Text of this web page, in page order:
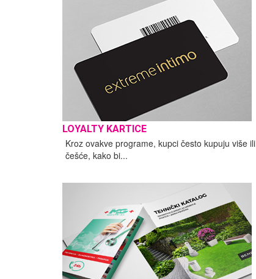
LOYALTY KARTICE
Kroz ovakve programe, kupci često kupuju više ili
češće, kako bi...